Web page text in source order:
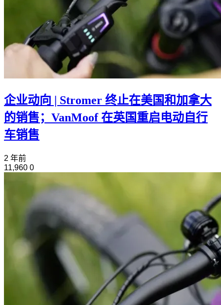
企业动向 | Stromer 终止在美国和加拿大
的销售；VanMoof 在英国重启电动自行
车销售
2 年前
11,960 0